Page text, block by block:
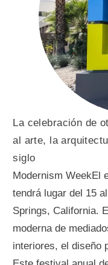
La celebración de
al arte, la
siglo
Modernism WeekEl
tendrá lugar del 15
Springs, California.
moderna de
interiores, el diseño